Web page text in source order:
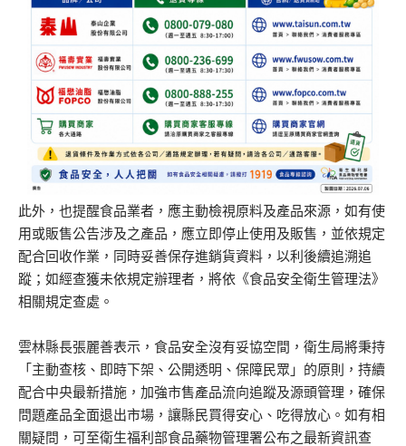
此外，也提醒食品業者，應主動檢視原料及產品來源，如有使
用或販售公告涉及之產品，應立即停止使用及販售，並依規定
配合回收作業，同時妥善保存進銷貨資料，以利後續追溯追
蹤；如經查獲未依規定辦理者，將依《食品安全衛生管理法》
相關規定查處。
雲林縣長張麗善表示，食品安全沒有妥協空間，衛生局將秉持
「主動查核、即時下架、公開透明、保障民眾」的原則，持續
配合中央最新措施，加強市售產品流向追蹤及源頭管理，確保
問題產品全面退出市場，讓縣民買得安心、吃得放心。如有相
關疑問，可至衛生福利部食品藥物管理署公布之最新資訊查